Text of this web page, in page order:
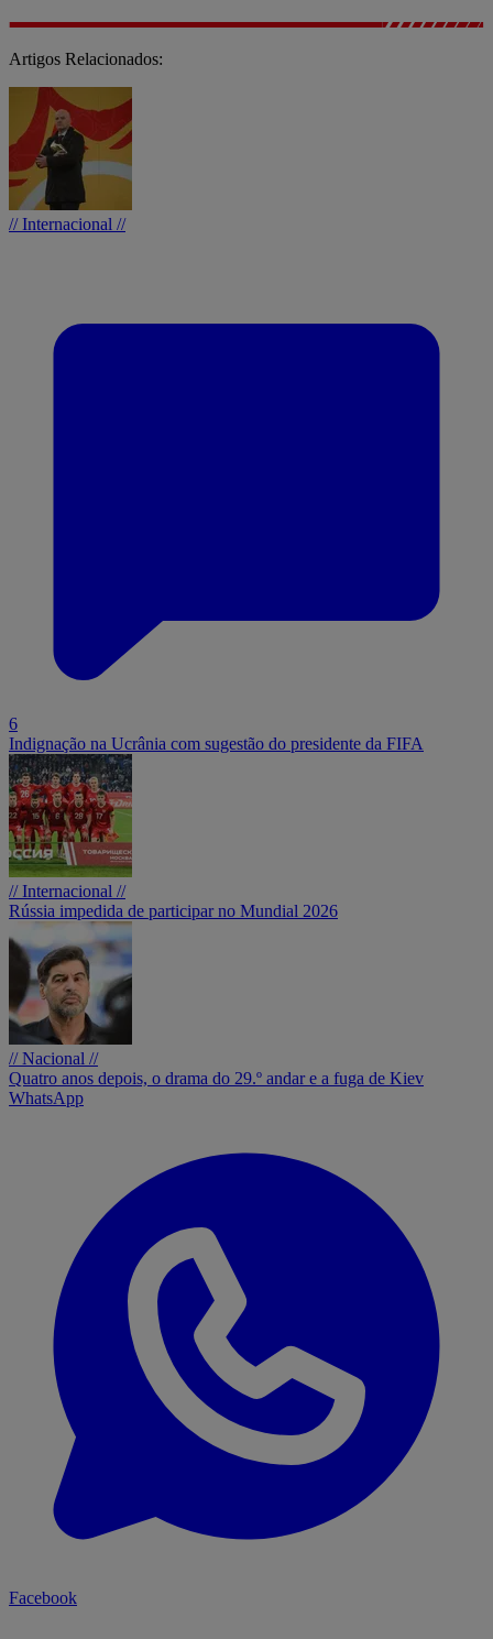
Artigos Relacionados:
// Internacional //
6
Indignação na Ucrânia com sugestão do presidente da FIFA
// Internacional //
Rússia impedida de participar no Mundial 2026
// Nacional //
Quatro anos depois, o drama do 29.º andar e a fuga de Kiev
WhatsApp
Facebook